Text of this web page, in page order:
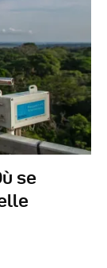
se